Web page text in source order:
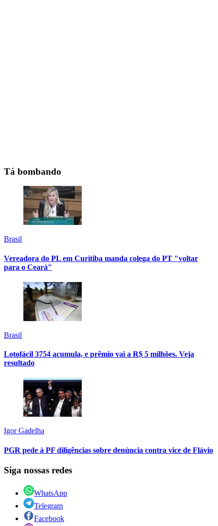
Tá bombando
Brasil
Vereadora do PL em Curitiba manda colega do PT "voltar
para o Ceará"
Brasil
Lotofácil 3754 acumula, e prêmio vai a R$ 5 milhões. Veja
resultado
Igor Gadelha
PGR pede à PF diligências sobre denúncia contra vice de Flávio
Siga nossas redes
WhatsApp
Telegram
Facebook